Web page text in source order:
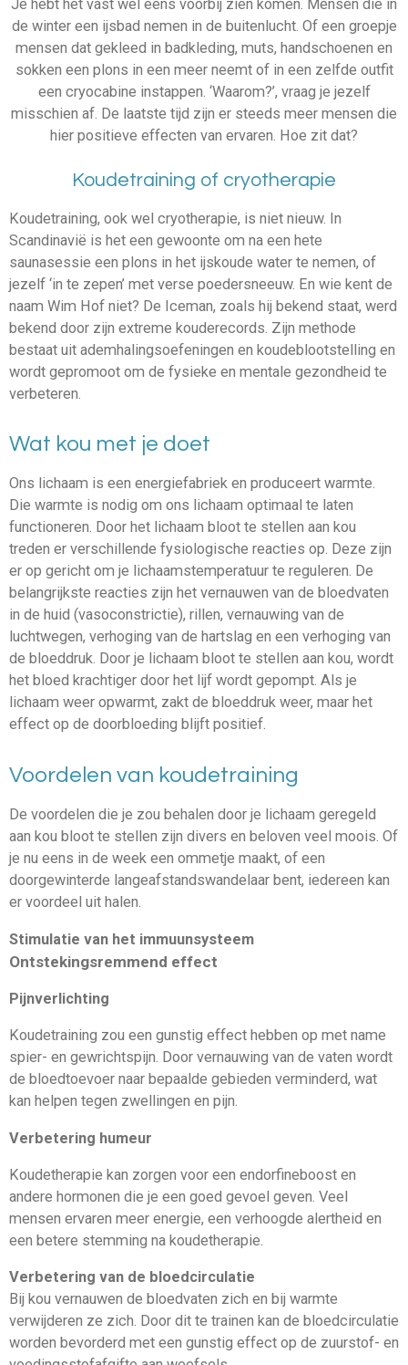
Je hebt het vast wel eens voorbij zien komen. Mensen die in
de winter een ijsbad nemen in de buitenlucht. Of een groepje
mensen dat gekleed in badkleding, muts, handschoenen en
sokken een plons in een meer neemt of in een zelfde outfit
een cryocabine instappen. ‘Waarom?’, vraag je jezelf
misschien af. De laatste tijd zijn er steeds meer mensen die
hier positieve effecten van ervaren. Hoe zit dat?
Koudetraining of cryotherapie
Koudetraining, ook wel cryotherapie, is niet nieuw. In
Scandinavië is het een gewoonte om na een hete
saunasessie een plons in het ijskoude water te nemen, of
jezelf ‘in te zepen’ met verse poedersneeuw. En wie kent de
naam Wim Hof niet? De Iceman, zoals hij bekend staat, werd
bekend door zijn extreme kouderecords. Zijn methode
bestaat uit ademhalingsoefeningen en koudeblootstelling en
wordt gepromoot om de fysieke en mentale gezondheid te
verbeteren.
Wat kou met je doet
Ons lichaam is een energiefabriek en produceert warmte.
Die warmte is nodig om ons lichaam optimaal te laten
functioneren. Door het lichaam bloot te stellen aan kou
treden er verschillende fysiologische reacties op. Deze zijn
er op gericht om je lichaamstemperatuur te reguleren. De
belangrijkste reacties zijn het vernauwen van de bloedvaten
in de huid (vasoconstrictie), rillen, vernauwing van de
luchtwegen, verhoging van de hartslag en een verhoging van
de bloeddruk. Door je lichaam bloot te stellen aan kou, wordt
het bloed krachtiger door het lijf wordt gepompt. Als je
lichaam weer opwarmt, zakt de bloeddruk weer, maar het
effect op de doorbloeding blijft positief.
Voordelen van koudetraining
De voordelen die je zou behalen door je lichaam geregeld
aan kou bloot te stellen zijn divers en beloven veel moois. Of
je nu eens in de week een ommetje maakt, of een
doorgewinterde langeafstandswandelaar bent, iedereen kan
er voordeel uit halen.
Stimulatie van het immuunsysteem
Ontstekingsremmend effect
Pijnverlichting
Koudetraining zou een gunstig effect hebben op met name
spier- en gewrichtspijn. Door vernauwing van de vaten wordt
de bloedtoevoer naar bepaalde gebieden verminderd, wat
kan helpen tegen zwellingen en pijn.
Verbetering humeur
Koudetherapie kan zorgen voor een endorfineboost en
andere hormonen die je een goed gevoel geven. Veel
mensen ervaren meer energie, een verhoogde alertheid en
een betere stemming na koudetherapie.
Verbetering van de bloedcirculatie
Bij kou vernauwen de bloedvaten zich en bij warmte
verwijderen ze zich. Door dit te trainen kan de bloedcirculatie
worden bevorderd met een gunstig effect op de zuurstof- en